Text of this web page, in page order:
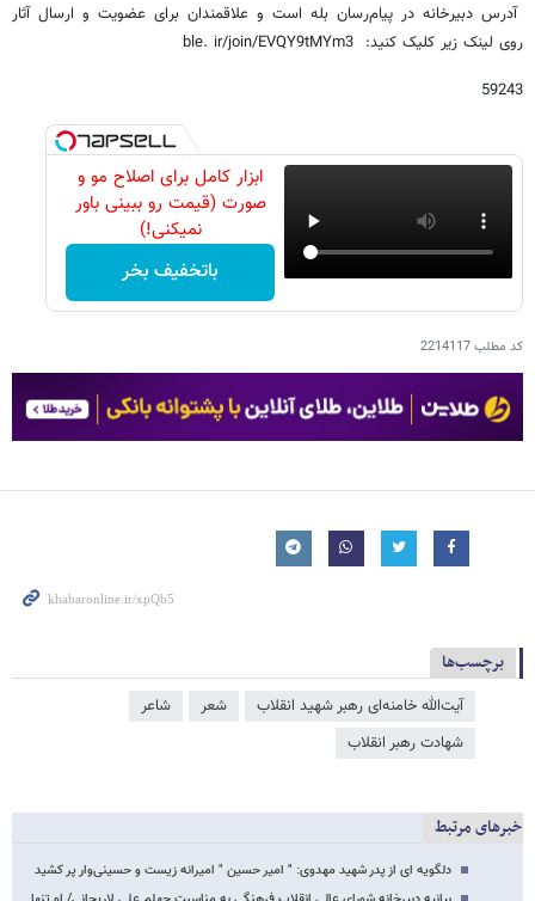
آدرس دبیرخانه در پیام‌رسان بله است و علاقمندان برای عضویت و ارسال آثار
روی لینک زیر کلیک کنید: ble. ir/join/EVQY9tMYm3
59243
ابزار کامل برای اصلاح مو و
صورت (قیمت رو ببینی باور
نمیکنی!)
باتخفیف بخر
کد مطلب2214117
برچسب‌ها
آیت‌الله خامنه‌ای رهبر شهید انقلاب شعر
شاعر
شهادت رهبر انقلاب
خبرهای مرتبط
دلگویه ای از پدر شهید مهدوی: " امیر حسین " امیرانه زیست و حسینی‌وار پر کشید